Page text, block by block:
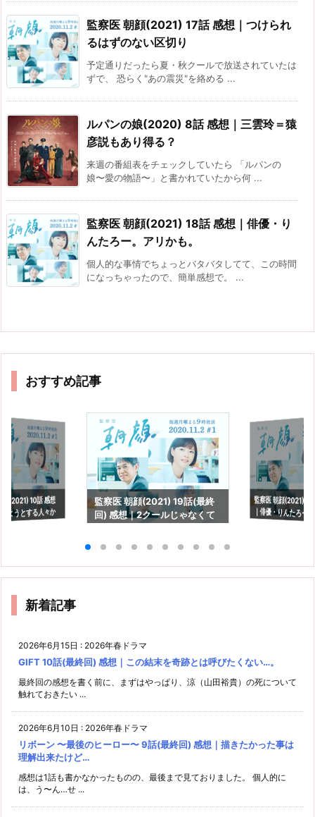
監察医 朝顔(2021) 17話 感想｜つけられ
るはずのない区切り
予定通りだったら夏・秋クールで放送されていたは
ずで、 恐らく"あの震災"を絡める ...
ルパンの娘(2020) 8話 感想｜三雲玲＝猿
彦説もあり得る？
来週の番組表をチェックしていたら 「ルパンの
娘〜愛の物語〜」と書かれていたから何 ...
監察医 朝顔(2021) 18話 感想｜俳優・り
んたろー。アリかも。
個人的な事情でちょっとバタバタしてて、この時間
になっちゃったので、簡単感想で。 ...
おすすめ記事
(2021) 10話 感想
ようとする人々か
監察医 朝顔(2021) 19話(最終
回) 感想｜2クールじゃなくて
監察医 朝顔(2021)
｜俳優・りんたろー
も。
新着記事
2026年6月15日 : 2026年春ドラマ
GIFT 10話(最終回) 感想｜この結末を奇跡とは呼びたくない…。
最終回の感想を書く前に、まずはやっぱり、涼（山田裕貴）の死について
触れておきたい ...
2026年6月10日 : 2026年春ドラマ
リボーン 〜最後のヒーロー〜 9話(最終回) 感想｜描きたかった事は
理解出来たけど…
感想は1話も書かなかったものの、最後まで見ておりました。 個人的に
は、う〜ん…せ ...